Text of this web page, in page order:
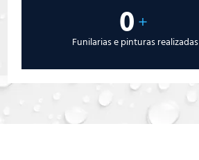
0+
Funilarias e pinturas realizadas